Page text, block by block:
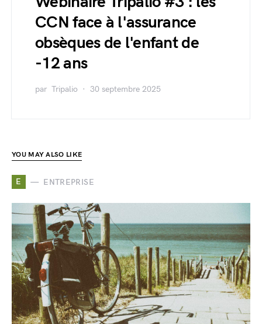
CCN face à l'assurance
obsèques de l'enfant de
-12 ans
par Tripalio 30 septembre 2025
YOU MAY ALSO LIKE
E ENTREPRISE